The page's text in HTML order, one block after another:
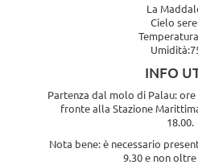
La
Cielo
INFO
Partenza dal molo di Palau:
fronte alla Stazione
18.00.
Nota bene: è necessario
9.30 e non oltre